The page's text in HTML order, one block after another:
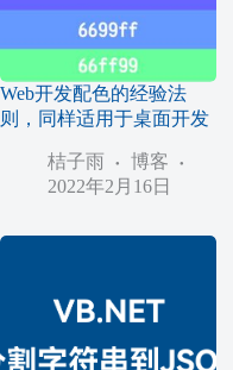
Web开发配色的经验法
则，同样适用于桌面开发
桔子雨
博客
2022年2月16日